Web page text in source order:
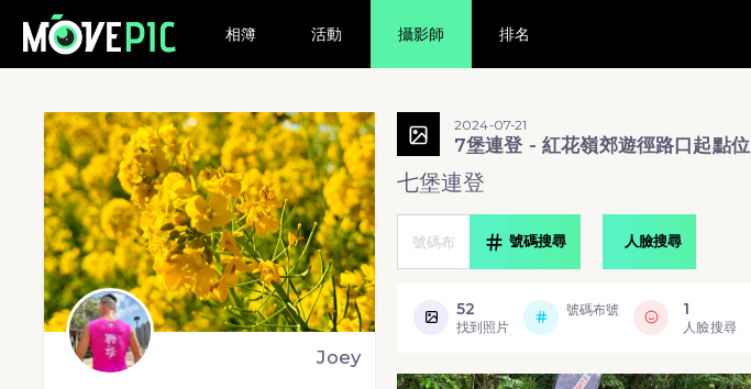
相簿 活動 攝影師 排名
Joey
2024-07-21
7堡連登 - 紅花嶺郊遊徑路口起點位
七堡連登
號碼搜尋 人臉搜尋
52
找到照片
號碼布號 1
人臉搜尋